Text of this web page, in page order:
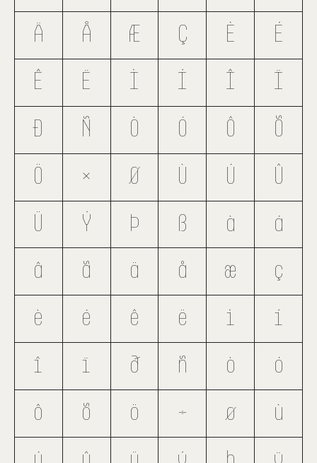
Ä Å Æ Ç È É
Ê Ë Ì Í Î Ï
Ð Ñ Ò Ó Ô Õ
Ö × Ø Ù Ú Û
Ü Ý Þ ß à á
â ã ä å æ ç
è é ê ë ì í
î ï ð ñ ò ó
ô õ ö ÷ ø ù